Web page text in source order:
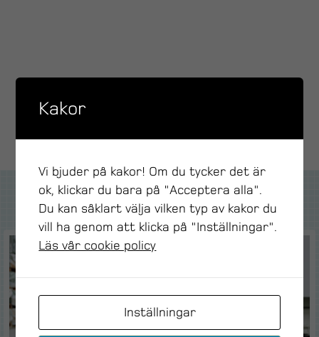
Kundcase
Kakor
Vi bjuder på kakor! Om du tycker det är
ok, klickar du bara på "Acceptera alla".
Du kan såklart välja vilken typ av kakor du
vill ha genom att klicka på "Inställningar".
Läs vår cookie policy
Inställningar